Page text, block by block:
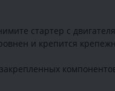
стартер с
и крепится